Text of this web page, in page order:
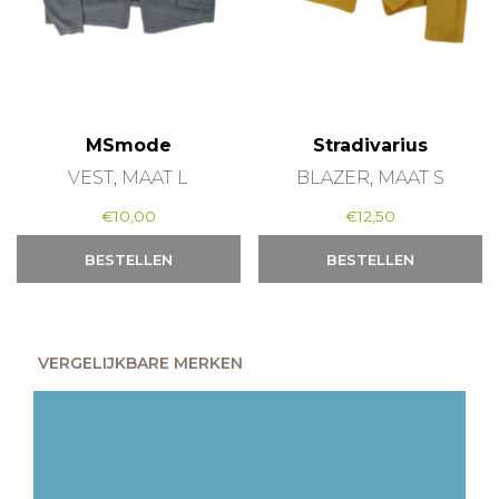
MSmode
VEST, MAAT L
€10,00
BESTELLEN
Stradivarius
BLAZER, MAAT S
€12,50
BESTELLEN
VERGELIJKBARE MERKEN